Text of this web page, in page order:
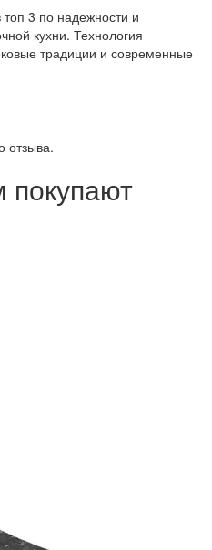
3 по надежности и
кухни. Технология
традиции и современные
отзыва.
покупают